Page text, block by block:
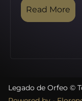
Read More
Legado de Orfeo ©